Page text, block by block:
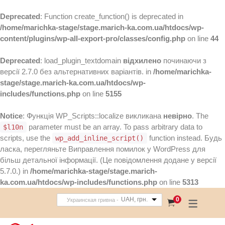
Deprecated: Function create_function() is deprecated in
/home/marichka-stage/stage.marich-ka.com.ua/htdocs/wp-
content/plugins/wp-all-export-pro/classes/config.php on line 44
Deprecated: load_plugin_textdomain відхилено починаючи з
версії 2.7.0 без альтернативних варіантів. in /home/marichka-
stage/stage.marich-ka.com.ua/htdocs/wp-
includes/functions.php on line 5155
Notice: Функція WP_Scripts::localize викликана невірно. The
$l10n
parameter must be an array. To pass arbitrary data to
scripts, use the
wp_add_inline_script()
function instead. Будь
ласка, перегляньте Виправлення помилок у WordPress для
більш детальної інформації. (Це повідомлення додане у версії
5.7.0.) in /home/marichka-stage/stage.marich-
ka.com.ua/htdocs/wp-includes/functions.php on line 5313
UAH, грн.
Украинская гривна - 0